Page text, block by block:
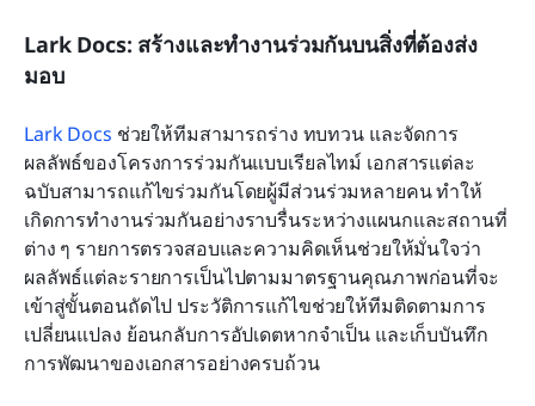
Lark Docs: สร้างและทำงานร่วมกันบนสิ่งที่ต้องส่ง
มอบ
Lark Docs ช่วยให้ทีมสามารถร่าง ทบทวน และจัดการ
ผลลัพธ์ของโครงการร่วมกันแบบเรียลไทม์ เอกสารแต่ละ
ฉบับสามารถแก้ไขร่วมกันโดยผู้มีส่วนร่วมหลายคน ทำให้
เกิดการทำงานร่วมกันอย่างราบรื่นระหว่างแผนกและสถานที่
ต่าง ๆ รายการตรวจสอบและความคิดเห็นช่วยให้มั่นใจว่า
ผลลัพธ์แต่ละรายการเป็นไปตามมาตรฐานคุณภาพก่อนที่จะ
เข้าสู่ขั้นตอนถัดไป ประวัติการแก้ไขช่วยให้ทีมติดตามการ
เปลี่ยนแปลง ย้อนกลับการอัปเดตหากจำเป็น และเก็บบันทึก
การพัฒนาของเอกสารอย่างครบถ้วน